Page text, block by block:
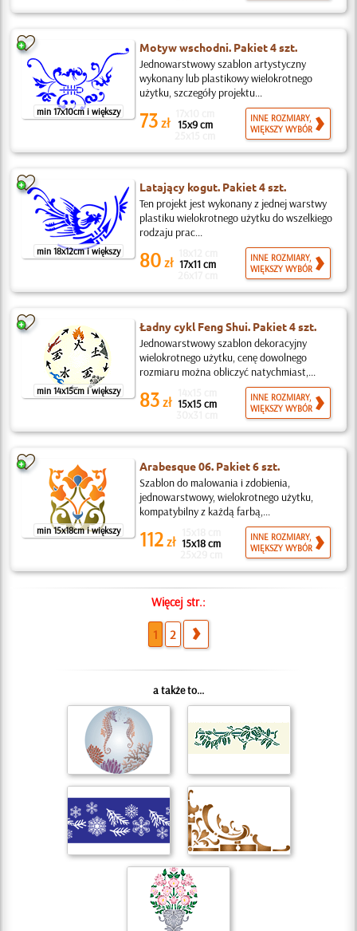
min 17x10cm i większy
Motyw wschodni. Pakiet 4 szt.
Jednowarstwowy szablon artystyczny
wykonany lub plastikowy wielokrotnego
użytku, szczegóły projektu...
73 zł 15x9 cm
INNE ROZMIARY,
WIĘKSZY WYBÓR
min 18x12cm i większy
Latający kogut. Pakiet 4 szt.
Ten projekt jest wykonany z jednej warstwy
plastiku wielokrotnego użytku do wszelkiego
rodzaju prac...
80 zł 17x11 cm
INNE ROZMIARY,
WIĘKSZY WYBÓR
min 14x15cm i większy
Ładny cykl Feng Shui. Pakiet 4 szt.
Jednowarstwowy szablon dekoracyjny
wielokrotnego użytku, cenę dowolnego
rozmiaru można obliczyć natychmiast,...
83 zł 15x15 cm
INNE ROZMIARY,
WIĘKSZY WYBÓR
min 15x18cm i większy
Arabesque 06. Pakiet 6 szt.
Szablon do malowania i zdobienia,
jednowarstwowy, wielokrotnego użytku,
kompatybilny z każdą farbą,...
112 zł 15x18 cm
INNE ROZMIARY,
WIĘKSZY WYBÓR
Więcej str.:
1 2
a także to...